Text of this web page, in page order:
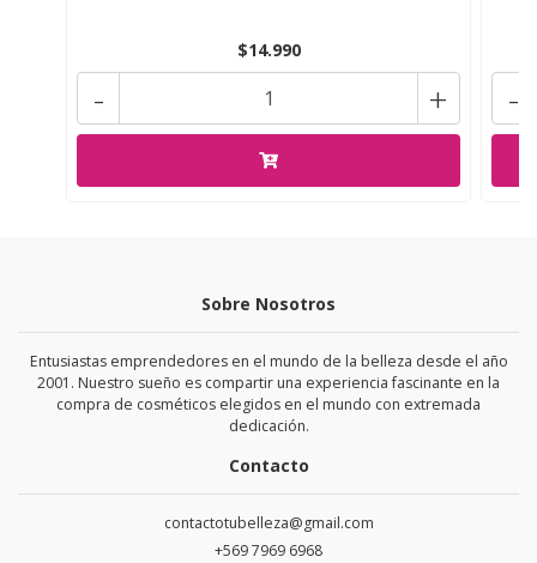
$14.990
+
- -
Sobre Nosotros
Entusiastas emprendedores en el mundo de la belleza desde el año
2001. Nuestro sueño es compartir una experiencia fascinante en la
compra de cosméticos elegidos en el mundo con extremada
dedicación.
Contacto
contactotubelleza@gmail.com
+569 7969 6968